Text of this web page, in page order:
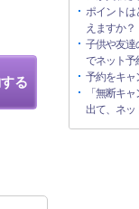
る
ポイントは
えますか？
子供や友達
でネット予
予約をキャ
「無断キ
出て、ネッ